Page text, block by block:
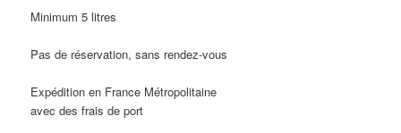
Minimum 5 litres
Pas de réservation, sans rendez-vous
Expédition en France Métropolitaine
avec des frais de port